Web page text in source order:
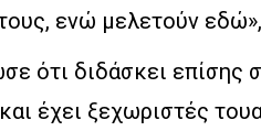
ενώ μελετούν εδώ»,
ότι διδάσκει επίσης
έχει ξεχωριστές